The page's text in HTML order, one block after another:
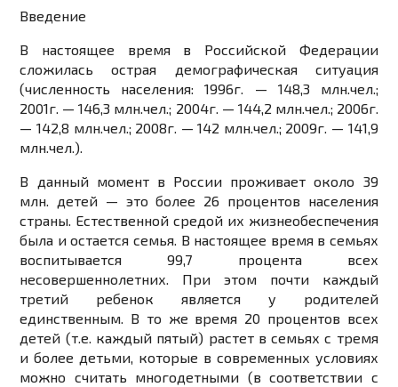
Введение
В настоящее время в Российской Федерации
сложилась острая демографическая ситуация
(численность населения: 1996г. — 148,3 млн.чел.;
2001г. — 146,3 млн.чел.; 2004г. — 144,2 млн.чел.; 2006г.
— 142,8 млн.чел.; 2008г. — 142 млн.чел.; 2009г. — 141,9
млн.чел.).
В данный момент в России проживает около 39
млн. детей — это более 26 процентов населения
страны. Естественной средой их жизнеобеспечения
была и остается семья. В настоящее время в семьях
воспитывается 99,7 процента всех
несовершеннолетних. При этом почти каждый
третий ребенок является у родителей
единственным. В то же время 20 процентов всех
детей (т.е. каждый пятый) растет в семьях с тремя
и более детьми, которые в современных условиях
можно считать многодетными (в соответствии с